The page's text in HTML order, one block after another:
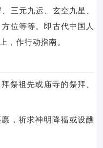
三元九运、玄空九星、
位等等。即古代中国人
，作行动指南。
祭祖先或庙寺的祭拜、
，祈求神明降福或设醮